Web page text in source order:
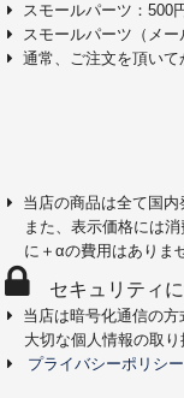
スモールパーツ：500
スモールパーツ（メ
通常、ご注文を頂いて
当店の商品は全て国内
また、表示価格には
に＋αの費用はありま
セキュリティ
当店は暗号化通信の
大切な個人情報の取
プライバシーポリシー